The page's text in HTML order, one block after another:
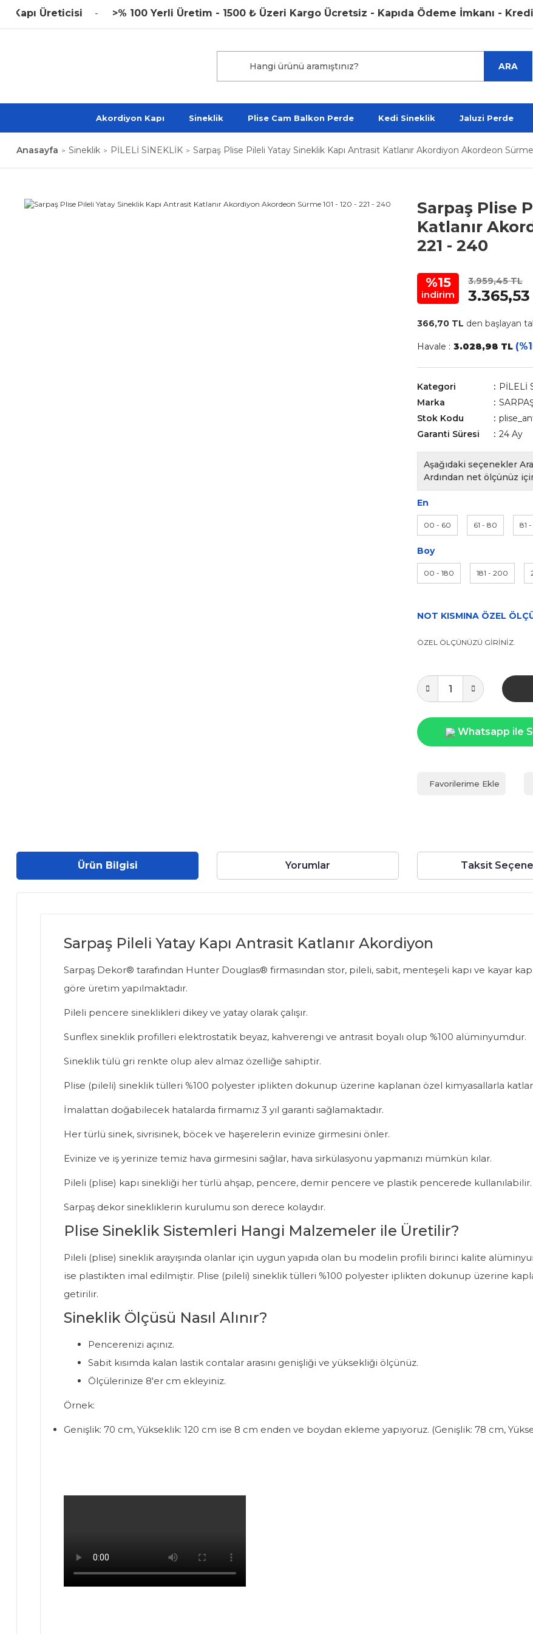
Üreticisi >% 100 Yerli Üretim - 1500 ₺ Üzeri Kargo Ücretsiz - Kapıda Ödeme İmkanı - Kredi
ARA
Akordiyon Kapı Sineklik Plise Cam Balkon Perde Kedi Sineklik Jaluzi Perde
Anasayfa Sineklik PİLELİ SİNEKLİK Sarpaş Plise Pileli Yatay Sineklik Kapı Antrasit Katlanır Akordiyon Akordeon
Sarpaş Plise
Katlanır
221 - 240
%15
indirim
3.959,45 TL
366,70 TL den başlayan
Havale : 3.028,98 TL
Kategori
PİLELİ
Marka
Stok Kodu
Garanti Süresi
24 Ay
Aşağıdaki seçenekler
Ardından net ölçünüz
En
00 - 60 61 - 80 81
Boy
00 - 180 181 - 200
NOT KISMINA ÖZEL
ÖZEL ÖLÇÜNÜZÜ GİRİNİZ.
Whatsapp ile
Ürün Bilgisi Yorumlar Taksit
Sarpaş Pileli Yatay Kapı Antrasit Katlanır Akordiyon
Sarpaş Dekor® tarafından Hunter Douglas® firmasından stor, pileli, sabit, menteşeli kapı ve kayar
göre üretim yapılmaktadır.
Pileli pencere sineklikleri dikey ve yatay olarak çalışır.
Sunflex sineklik profilleri elektrostatik beyaz, kahverengi ve antrasit boyalı olup %100 alüminyumdur.
Sineklik tülü gri renkte olup alev almaz özelliğe sahiptir.
Plise (pileli) sineklik tülleri %100 polyester iplikten dokunup üzerine kaplanan özel kimyasallarla
İmalattan doğabilecek hatalarda firmamız 3 yıl garanti sağlamaktadır.
Her türlü sinek, sivrisinek, böcek ve haşerelerin evinize girmesini önler.
Evinize ve iş yerinize temiz hava girmesini sağlar, hava sirkülasyonu yapmanızı mümkün kılar.
Pileli (plise) kapı sinekliği her türlü ahşap, pencere, demir pencere ve plastik pencerede kullanılabilir.
Sarpaş dekor sinekliklerin kurulumu son derece kolaydır.
Plise Sineklik Sistemleri Hangi Malzemeler ile Üretilir?
Pileli (plise) sineklik arayışında olanlar için uygun yapıda olan bu modelin profili birinci kalite
ise plastikten imal edilmiştir. Plise (pileli) sineklik tülleri %100 polyester iplikten dokunup üzerine
getirilir.
Sineklik Ölçüsü Nasıl Alınır?
Pencerenizi açınız.
Sabit kısımda kalan lastik contalar arasını genişliği ve yüksekliği ölçünüz.
Ölçülerinize 8'er cm ekleyiniz.
Örnek:
Genişlik: 70 cm, Yükseklik: 120 cm ise 8 cm enden ve boydan ekleme yapıyoruz. (Genişlik: 78 cm,